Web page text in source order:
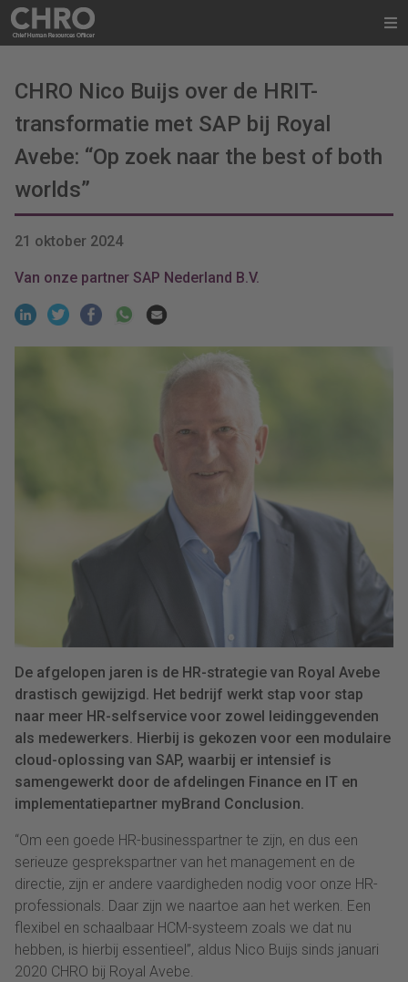
CHRO Nico Buijs over de HRIT-
transformatie met SAP bij Royal
Avebe: “Op zoek naar the best of both
worlds”
21 oktober 2024
Van onze partner SAP Nederland B.V.
De afgelopen jaren is de HR-strategie van Royal Avebe
drastisch gewijzigd. Het bedrijf werkt stap voor stap
naar meer HR-selfservice voor zowel leidinggevenden
als medewerkers. Hierbij is gekozen voor een modulaire
cloud-oplossing van SAP, waarbij er intensief is
samengewerkt door de afdelingen Finance en IT en
implementatiepartner myBrand Conclusion.
“Om een goede HR-businesspartner te zijn, en dus een
serieuze gesprekspartner van het management en de
directie, zijn er andere vaardigheden nodig voor onze HR-
professionals. Daar zijn we naartoe aan het werken. Een
flexibel en schaalbaar HCM-systeem zoals we dat nu
hebben, is hierbij essentieel”, aldus Nico Buijs sinds januari
2020 CHRO bij Royal Avebe.